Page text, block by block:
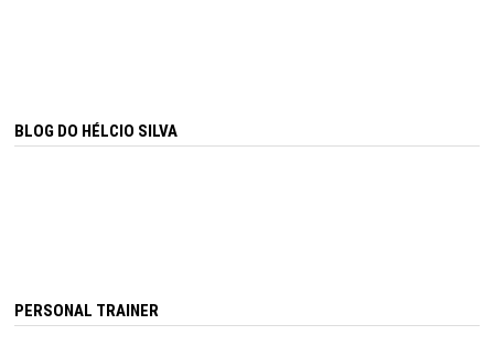
BLOG DO HÉLCIO SILVA
PERSONAL TRAINER